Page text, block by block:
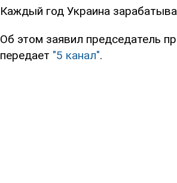
Каждый год Украина
Об этом заявил председатель
передает "5 канал".